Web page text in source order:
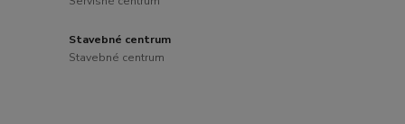
Stavebné centrum
Stavebné centrum